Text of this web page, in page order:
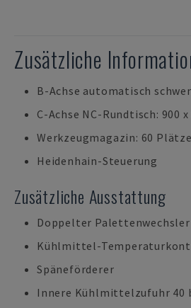
Zusätzliche
B-Achse automatisch
C-Achse NC-Rundtisch: 900
Werkzeugmagazin: 60 Plätze
Heidenhain-Steuerung
Zusätzliche Ausstattung
Doppelter Palettenwechsler
Kühlmittel-
Späneförderer
Innere Kühlmittelzufuhr 40